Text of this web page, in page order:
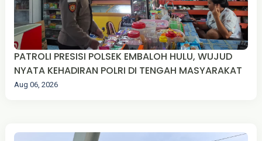
PATROLI PRESISI POLSEK EMBALOH HULU, WUJUD
NYATA KEHADIRAN POLRI DI TENGAH MASYARAKAT
Aug 06, 2026